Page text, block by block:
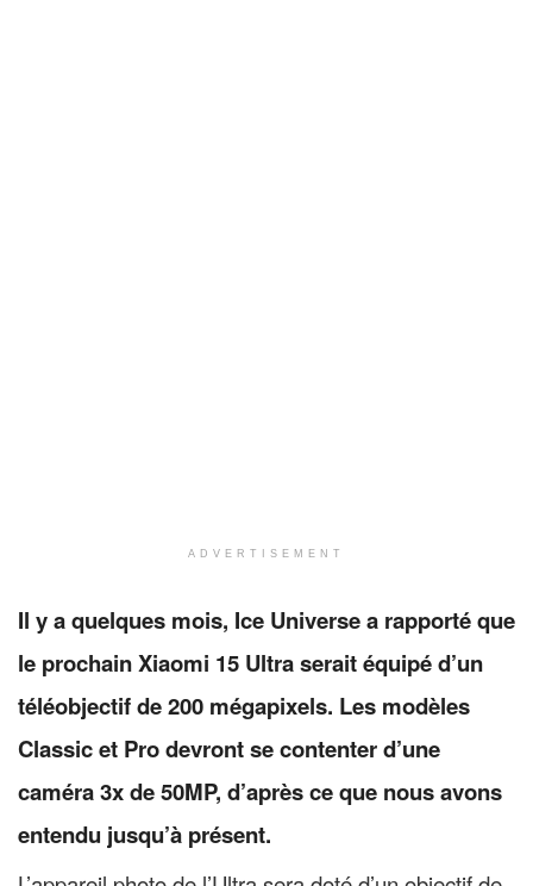
ADVERTISEMENT
Il y a quelques mois, Ice Universe a rapporté que
le prochain Xiaomi 15 Ultra serait équipé d’un
téléobjectif de 200 mégapixels. Les modèles
Classic et Pro devront se contenter d’une
caméra 3x de 50MP, d’après ce que nous avons
entendu jusqu’à présent.